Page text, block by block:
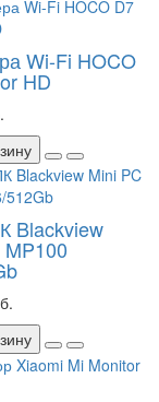
Wi-Fi HOCO
HD
Blackview